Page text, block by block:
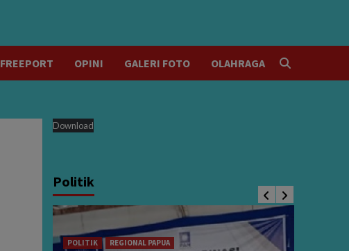
FREEPORT OPINI GALERI FOTO OLAHRAGA
Download
Politik
POLITIK REGIONAL PAPUA